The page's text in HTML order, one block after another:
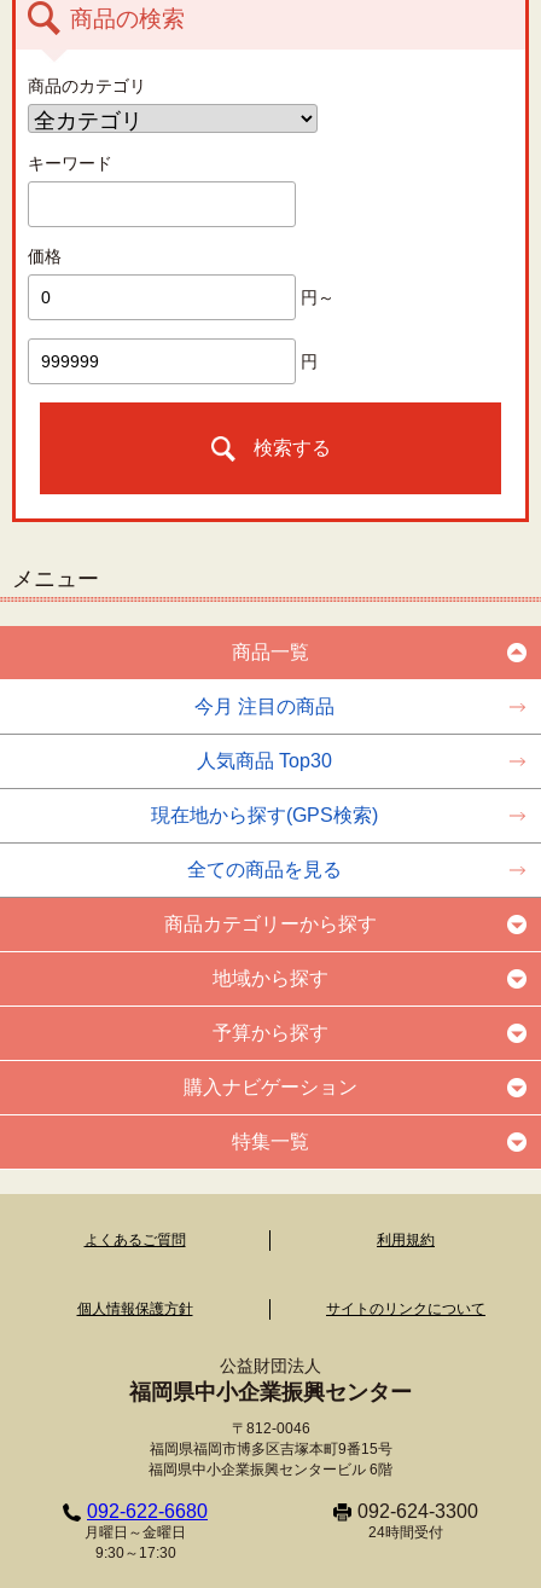
商品の検索
商品のカテゴリ
キーワード
価格
円～
円
検索する
メニュー
商品一覧
今月 注目の商品
人気商品 Top30
現在地から探す(GPS検索)
全ての商品を見る
商品カテゴリーから探す
地域から探す
予算から探す
購入ナビゲーション
特集一覧
よくあるご質問 利用規約
個人情報保護方針 サイトのリンクについて
公益財団法人
福岡県中小企業振興センター
〒812-0046
福岡県福岡市博多区吉塚本町9番15号
福岡県中小企業振興センタービル 6階
092-622-6680
月曜日～金曜日
9:30～17:30
092-624-3300
24時間受付